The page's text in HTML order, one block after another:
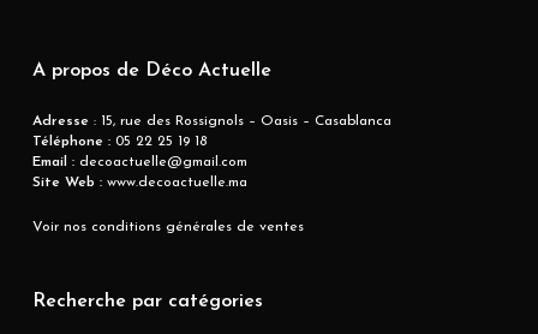
A propos de Déco Actuelle
Adresse : 15, rue des Rossignols – Oasis – Casablanca
Téléphone :05 22 25 19 18
Email :decoactuelle@gmail.com
Site Web :www.decoactuelle.ma
Voir nos conditions générales de ventes
Recherche par catégories